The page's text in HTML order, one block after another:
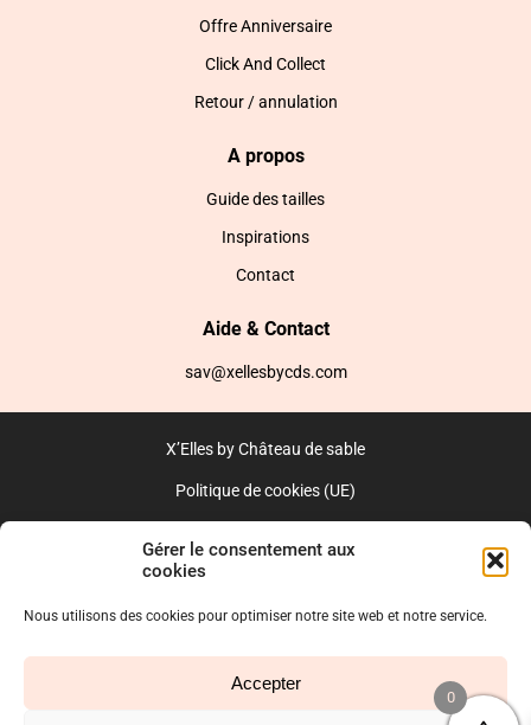
Gérer le consentement aux
cookies
Nous utilisons des cookies pour optimiser notre site web et notre service.
Accepter
Offre Anniversaire
Click And Collect
Retour / annulation
A propos
Guide des tailles
Inspirations
Contact
Aide & Contact
sav@xellesbycds.com
X’Elles by Château de sable
Politique de cookies (UE)
Réalisé par l’agence web :
0